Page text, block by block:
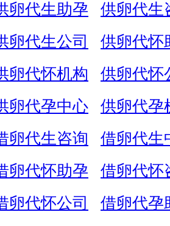
卵代生助孕
供卵代生
卵代生公司
供卵代怀
卵代怀机构
供卵代怀
卵代孕中心
供卵代孕
卵代生咨询
借卵代生
卵代怀助孕
借卵代怀
卵代怀公司
借卵代孕